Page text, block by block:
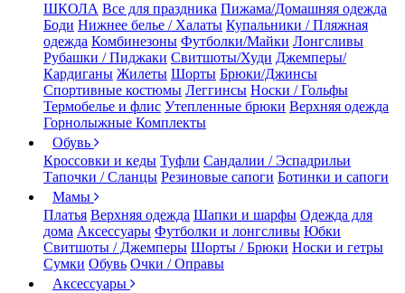
ШКОЛА Все для праздника Пижама/Домашняя одежда
Боди Нижнее белье / Халаты Купальники / Пляжная
одежда Комбинезоны Футболки/Майки Лонгсливы
Рубашки / Пиджаки Свитшоты/Худи Джемперы/
Кардиганы Жилеты Шорты Брюки/Джинсы
Спортивные костюмы Леггинсы Носки / Гольфы
Термобелье и флис Утепленные брюки Верхняя одежда
Горнолыжные Комплекты
Обувь
Кроссовки и кеды Туфли Сандалии / Эспадрильи
Тапочки / Сланцы Резиновые сапоги Ботинки и сапоги
Мамы
Платья Верхняя одежда Шапки и шарфы Одежда для
дома Аксессуары Футболки и лонгсливы Юбки
Свитшоты / Джемперы Шорты / Брюки Носки и гетры
Сумки Обувь Очки / Оправы
Аксессуары